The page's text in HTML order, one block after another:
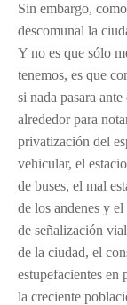
Sin embargo,
descomunal la
Y no es que sólo
tenemos, es que
si nada pasara
alrededor para
privatización del
vehicular, el
de buses, el mal
de los andenes y
de señalización
de la ciudad, el
estupefacientes en
la creciente